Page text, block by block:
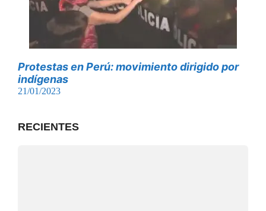
Protestas en Perú: movimiento dirigido por
indígenas
21/01/2023
RECIENTES